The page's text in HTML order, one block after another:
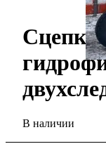
Сцепка
В наличии